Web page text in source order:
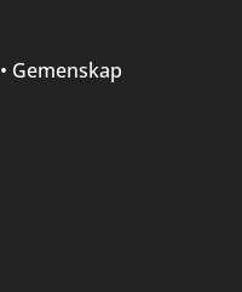
Gemenskap